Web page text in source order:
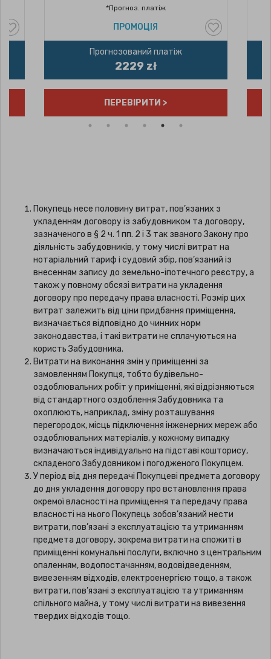
*Прогноз. платіж
ПРОМОЦІЯ
Прогнозований платіж
2229 zł
ПЕРЕВІРИТИ >
Покупець несе половину витрат, пов’язаних з
укладенням договору із забудовником та договору,
зазначеного в § 2 ч. 1 пп. 2 і 3 так званого Закону про
діяльність забудовників, у тому числі витрат на
нотаріальний тариф і судовий збір, пов’язаний із
внесенням запису до земельно-іпотечного реєстру, а
також у повному обсязі витрати на укладення
договору про передачу права власності. Розмір цих
витрат залежить від ціни придбання приміщення,
визначається відповідно до чинних норм
законодавства, і такі витрати не сплачуються на
користь Забудовника.
Витрати на виконання змін у приміщенні за
замовленням Покупця, тобто будівельно-
оздоблювальних робіт у приміщенні, які відрізняються
від стандартного оздоблення Забудовника та
охоплюють, наприклад, зміну розташування
перегородок, місць підключення інженерних мереж або
оздоблювальних матеріалів, у кожному випадку
визначаються індивідуально на підставі кошторису,
складеного Забудовником і погодженого Покупцем.
У період від дня передачі Покупцеві предмета договору
до дня укладення договору про встановлення права
окремої власності на приміщення та передачу права
власності на нього Покупець зобов’язаний нести
витрати, пов’язані з експлуатацією та утриманням
предмета договору, зокрема витрати на спожиті в
приміщенні комунальні послуги, включно з центральним
опаленням, водопостачанням, водовідведенням,
вивезенням відходів, електроенергією тощо, а також
витрати, пов’язані з експлуатацією та утриманням
спільного майна, у тому числі витрати на вивезення
твердих відходів тощо.